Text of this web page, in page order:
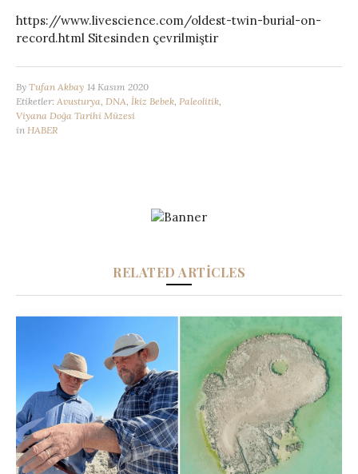
https://www.livescience.com/oldest-twin-burial-on-
record.html Sitesinden çevrilmiştir
By Tufan Akbay 14 Kasım 2020
Etiketler: Avusturya, DNA, İkiz Bebek, Paleolitik,
Viyana Doğa Tarihi Müzesi
in HABER
RELATED ARTICLES